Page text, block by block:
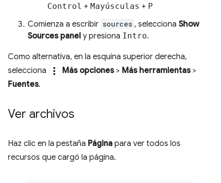
Control + Mayúsculas + P
Comienza a escribir sources , selecciona Show
Sources panel y presiona Intro.
Como alternativa, en la esquina superior derecha,
selecciona
more_vert Más opciones> Más herramientas>
Fuentes.
Ver archivos
Haz clic en la pestaña Página para ver todos los
recursos que cargó la página.